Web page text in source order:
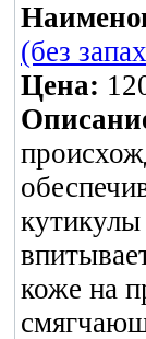
(без
Цена:
коже на